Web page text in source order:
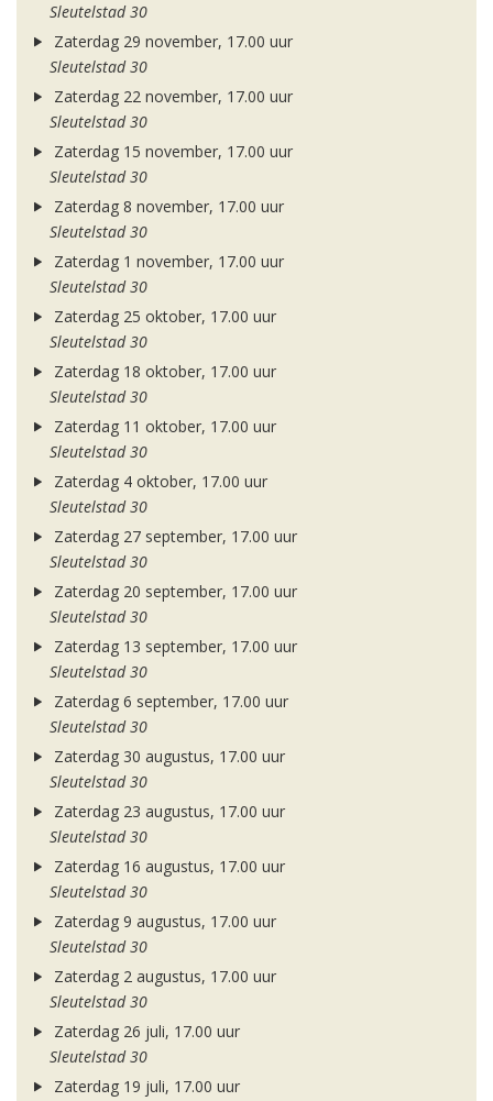
Sleutelstad 30
Zaterdag 29 november, 17.00 uur
Sleutelstad 30
Zaterdag 22 november, 17.00 uur
Sleutelstad 30
Zaterdag 15 november, 17.00 uur
Sleutelstad 30
Zaterdag 8 november, 17.00 uur
Sleutelstad 30
Zaterdag 1 november, 17.00 uur
Sleutelstad 30
Zaterdag 25 oktober, 17.00 uur
Sleutelstad 30
Zaterdag 18 oktober, 17.00 uur
Sleutelstad 30
Zaterdag 11 oktober, 17.00 uur
Sleutelstad 30
Zaterdag 4 oktober, 17.00 uur
Sleutelstad 30
Zaterdag 27 september, 17.00 uur
Sleutelstad 30
Zaterdag 20 september, 17.00 uur
Sleutelstad 30
Zaterdag 13 september, 17.00 uur
Sleutelstad 30
Zaterdag 6 september, 17.00 uur
Sleutelstad 30
Zaterdag 30 augustus, 17.00 uur
Sleutelstad 30
Zaterdag 23 augustus, 17.00 uur
Sleutelstad 30
Zaterdag 16 augustus, 17.00 uur
Sleutelstad 30
Zaterdag 9 augustus, 17.00 uur
Sleutelstad 30
Zaterdag 2 augustus, 17.00 uur
Sleutelstad 30
Zaterdag 26 juli, 17.00 uur
Sleutelstad 30
Zaterdag 19 juli, 17.00 uur